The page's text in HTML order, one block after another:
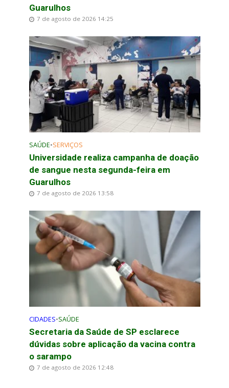
Guarulhos
7 de agosto de 2026 14:25
SAÚDE•SERVIÇOS
Universidade realiza campanha de doação
de sangue nesta segunda-feira em
Guarulhos
7 de agosto de 2026 13:58
CIDADES•SAÚDE
Secretaria da Saúde de SP esclarece
dúvidas sobre aplicação da vacina contra
o sarampo
7 de agosto de 2026 12:48